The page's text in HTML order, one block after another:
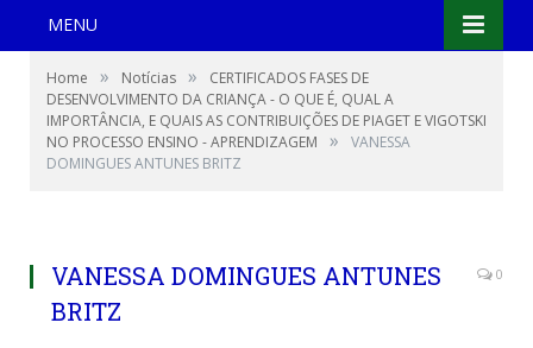
MENU
Home » Notícias »
CERTIFICADOS FASES DE
DESENVOLVIMENTO DA CRIANÇA - O QUE É, QUAL A
IMPORTÂNCIA, E QUAIS AS CONTRIBUIÇÕES DE PIAGET E VIGOTSKI
NO PROCESSO ENSINO - APRENDIZAGEM
»
VANESSA
DOMINGUES ANTUNES BRITZ
VANESSA DOMINGUES ANTUNES
BRITZ
0